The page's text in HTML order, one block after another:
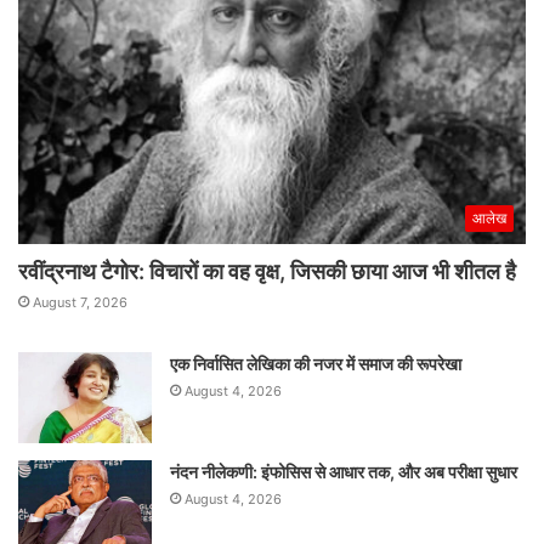
आलेख
रवींद्रनाथ टैगोर: विचारों का वह वृक्ष, जिसकी छाया आज भी शीतल है
August 7, 2026
एक निर्वासित लेखिका की नजर में समाज की रूपरेखा
August 4, 2026
नंदन नीलेकणी: इंफोसिस से आधार तक, और अब परीक्षा सुधार
August 4, 2026